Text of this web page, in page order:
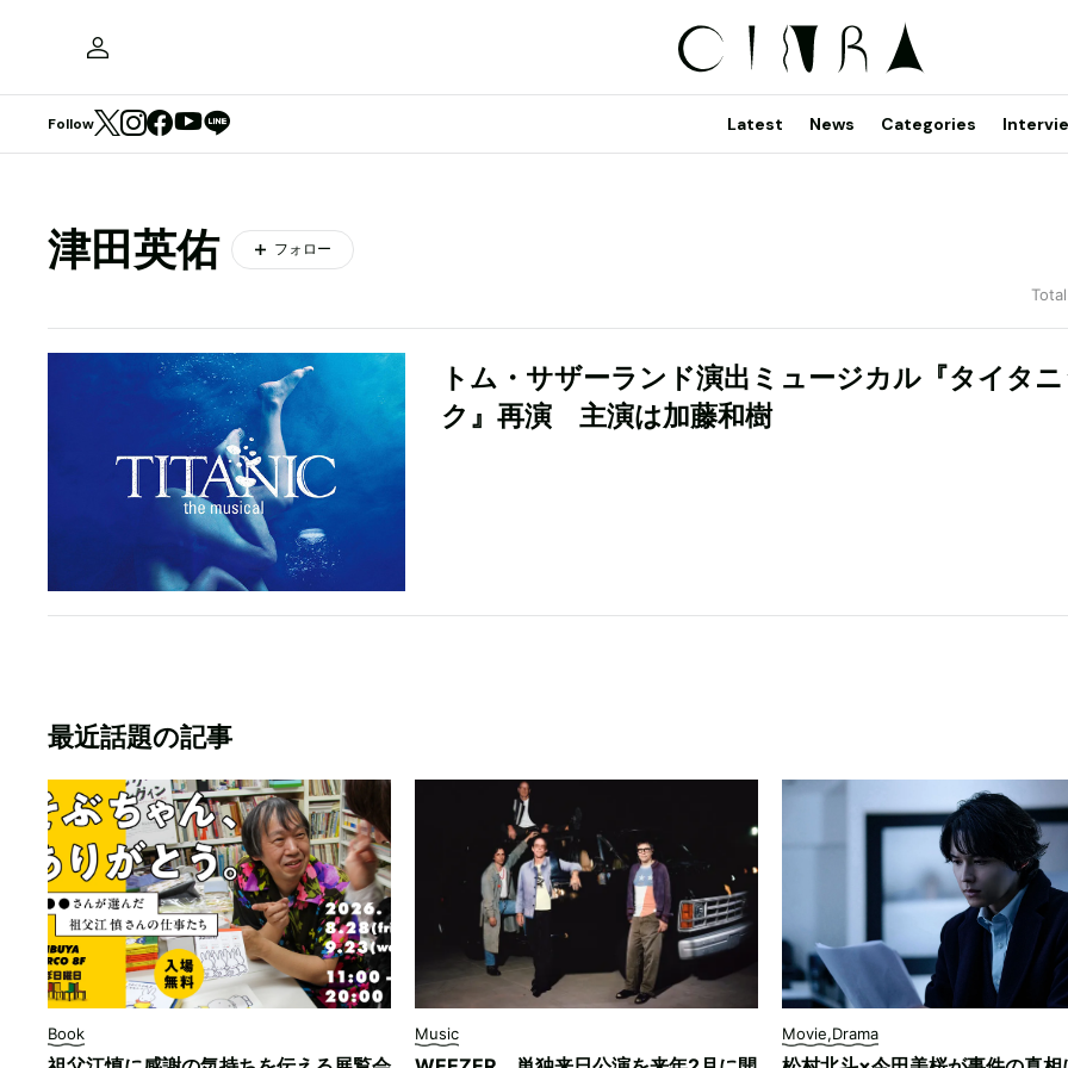
Follow Latest News Categories
津田英佑 フォロー
トム・サザーランド演出ミュージカル『タイタ
ク』再演 主演は加藤和樹
最近話題の記事
Book Music Movie,Drama